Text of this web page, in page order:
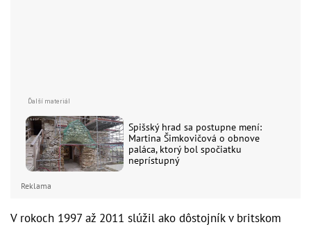
Spišský hrad sa postupne mení:
Martina Šimkovičová o obnove
paláca, ktorý bol spočiatku
neprístupný
Reklama
V rokoch 1997 až 2011 slúžil ako dôstojník v britskom